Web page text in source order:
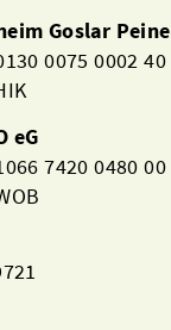
Goslar Peine
0075 0002 40
eG
7420 0480 00